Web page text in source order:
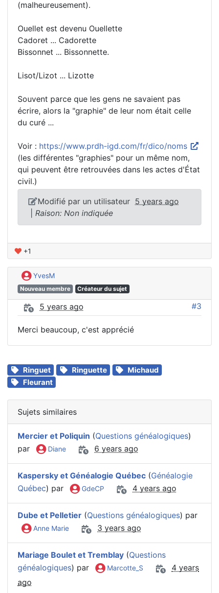
(malheureusement).
Ouellet est devenu Ouellette
Cadoret ... Cadorette
Bissonnet ... Bissonnette.
Lisot/Lizot ... Lizotte
Souvent parce que les gens ne savaient pas
écrire, alors la "graphie" de leur nom était celle
du curé ...
Voir : https://www.prdh-igd.com/fr/dico/noms
(les différentes "graphies" pour un même nom,
qui peuvent être retrouvées dans les actes d'État
civil.)
Modifié par un utilisateur 5 years ago
Raison: Non indiquée
+1
YvesM
Nouveau membre Créateur du sujet
5 years ago #3
Merci beaucoup, c'est apprécié
Ringuet Ringuette
Michaud
Fleurant
Sujets similaires
Mercier et Poliquin (Questions généalogiques)
par
Diane 6 years ago
Kaspersky et Généalogie Québec (Généalogie
Québec) par GdeCP 4 years ago
Dube et Pelletier (Questions généalogiques) par
Anne Marie 3 years ago
Mariage Boulet et Tremblay (Questions
généalogiques) par Marcotte_S
4 years
ago